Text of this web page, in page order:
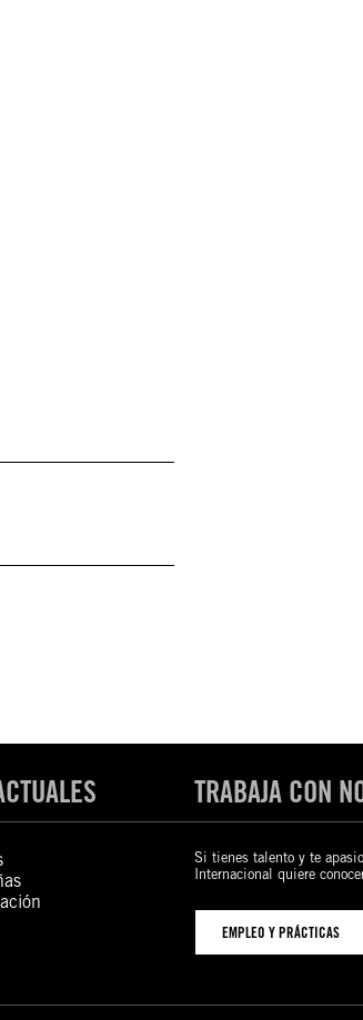
TRABAJA CON
Si tienes talento y te
Internacional quiere
EMPLEO Y PRÁCTICAS